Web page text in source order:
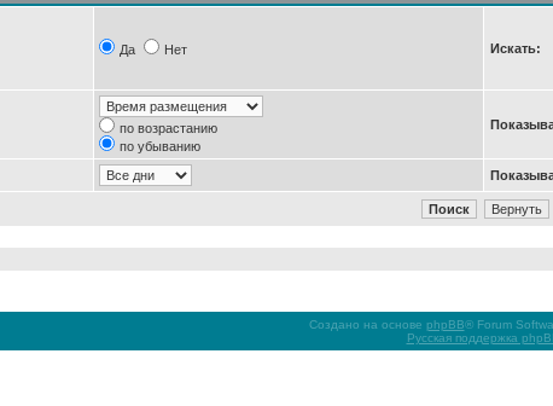
Да Нет Искать:
по возрастанию
по убыванию
Создано на основе phpBB® Forum
Русская поддержка